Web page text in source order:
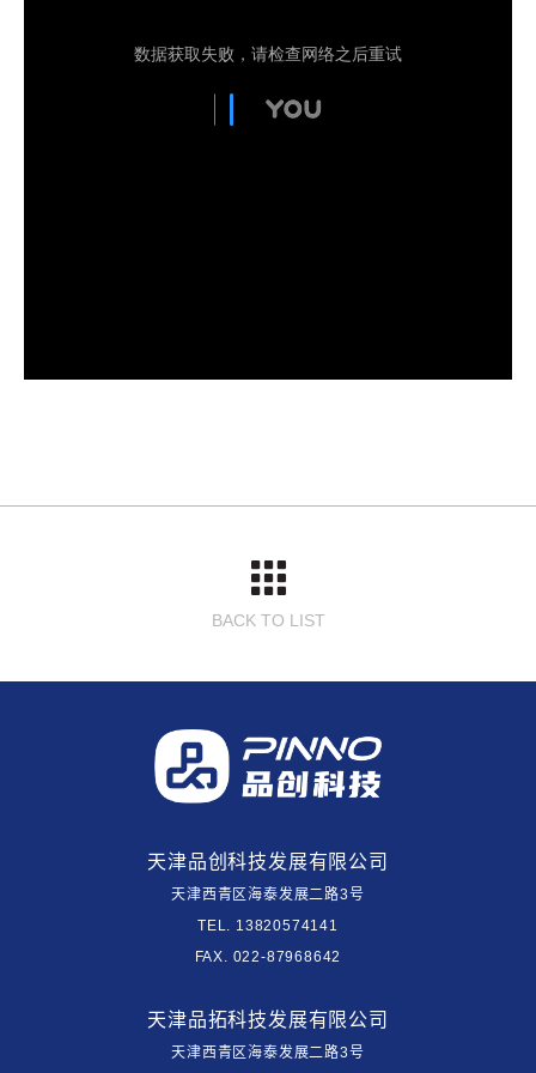
BACK TO LIST
天津品创科技发展有限公司
天津西青区海泰发展二路3号
TEL. 13820574141
FAX. 022-87968642
天津品拓科技发展有限公司
天津西青区海泰发展二路3号